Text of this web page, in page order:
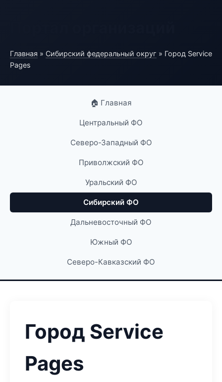
Главная » Сибирский федеральный округ » Город Service
Pages
🏠 Главная
Центральный ФО
Северо-Западный ФО
Приволжский ФО
Уральский ФО
Сибирский ФО
Дальневосточный ФО
Южный ФО
Северо-Кавказский ФО
Город Service
Pages